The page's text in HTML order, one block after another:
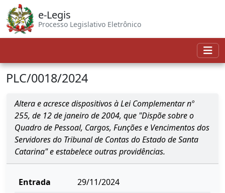
e-Legis
Processo Legislativo Eletrônico
PLC/0018/2024
Altera e acresce dispositivos à Lei Complementar nº
255, de 12 de janeiro de 2004, que "Dispõe sobre o
Quadro de Pessoal, Cargos, Funções e Vencimentos dos
Servidores do Tribunal de Contas do Estado de Santa
Catarina" e estabelece outras providências.
Entrada
29/11/2024